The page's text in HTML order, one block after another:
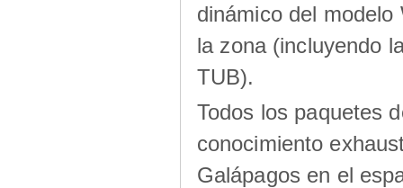
dinámico del
la zona (incluyendo
TUB).
Todos los paquetes
conocimiento
Galápagos en el